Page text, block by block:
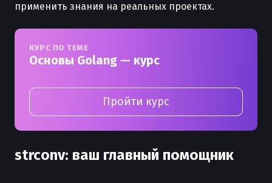
применить знания на реальных проектах.
КУРС ПО ТЕМЕ
Основы Golang — курс
Пройти курс
strconv: ваш главный помощник